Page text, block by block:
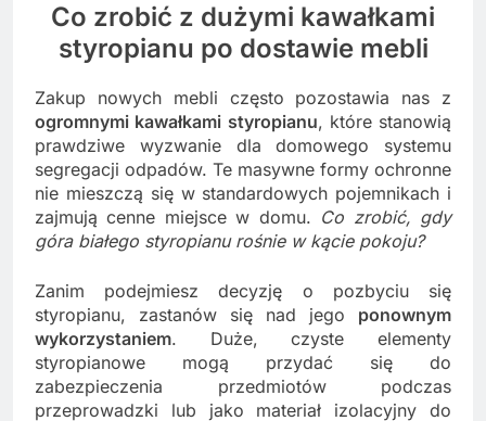
Co zrobić z dużymi kawałkami
styropianu po dostawie mebli
Zakup nowych mebli często pozostawia nas z
ogromnymi kawałkami styropianu, które stanowią
prawdziwe wyzwanie dla domowego systemu
segregacji odpadów. Te masywne formy ochronne
nie mieszczą się w standardowych pojemnikach i
zajmują cenne miejsce w domu. Co zrobić, gdy
góra białego styropianu rośnie w kącie pokoju?
Zanim podejmiesz decyzję o pozbyciu się
styropianu, zastanów się nad jego ponownym
wykorzystaniem. Duże, czyste elementy
styropianowe mogą przydać się do
zabezpieczenia przedmiotów podczas
przeprowadzki lub jako materiał izolacyjny do